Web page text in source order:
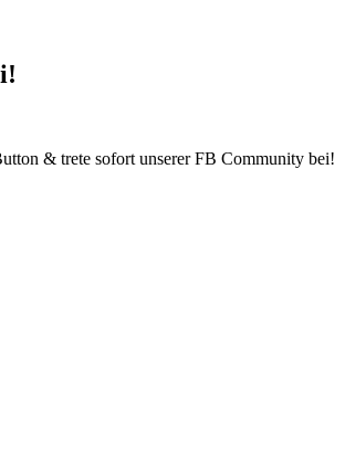
& trete sofort unserer FB Community bei!